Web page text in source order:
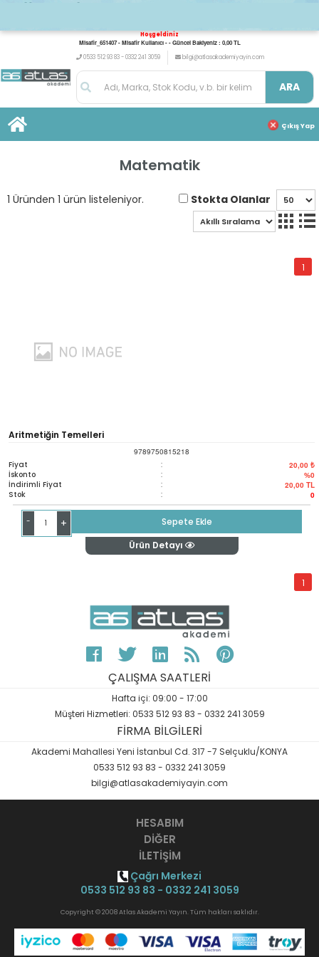
Hoşgeldiniz
Misafir_651407 - Misafir Kullanıcı - - Güncel Bakiyeniz : 0,00 TL
0533 512 93 83 - 0332 241 3059
bilgi@atlasakademiyayin.com
ARA
Çıkış Yap
Matematik
1 Üründen 1 ürün listeleniyor. Stokta Olanlar
1
Aritmetiğin Temelleri
9789750815218
Fiyat : 20,00 ₺
İskonto : %0
İndirimli Fiyat : 20,00 TL
Stok : 0
- +
Sepete Ekle
Ürün Detayı
1
ÇALIŞMA SAATLERİ
Hafta içi: 09:00 - 17:00
Müşteri Hizmetleri: 0533 512 93 83 - 0332 241 3059
FİRMA BİLGİLERİ
Akademi Mahallesi Yeni İstanbul Cd. 317 -7 Selçuklu/KONYA
0533 512 93 83 - 0332 241 3059
bilgi@atlasakademiyayin.com
HESABIM
DİĞER
İLETİŞİM
Çağrı Merkezi
0533 512 93 83 - 0332 241 3059
Copyright © 2008 Atlas Akademi Yayın. Tüm hakları saklıdır.